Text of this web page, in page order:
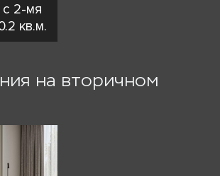
2-мя
кв.м.
на вторичном